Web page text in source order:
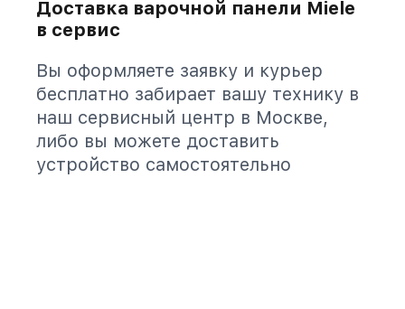
Доставка варочной панели Miele
в сервис
Вы оформляете заявку и курьер
бесплатно забирает вашу технику в
наш сервисный центр в Москве,
либо вы можете доставить
устройство самостоятельно